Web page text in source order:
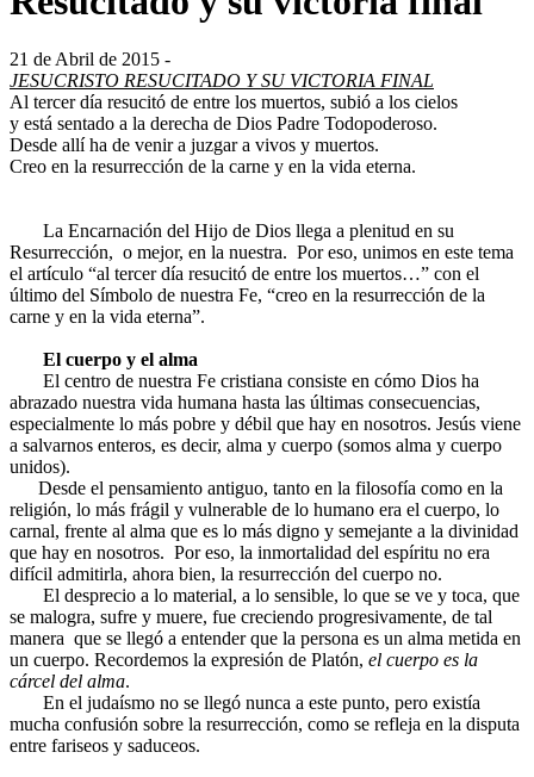
21 de Abril de 2015 -
JESUCRISTO RESUCITADO Y SU VICTORIA FINAL
Al tercer día resucitó de entre los muertos, subió a los cielos
y está sentado a la derecha de Dios Padre Todopoderoso.
Desde allí ha de venir a juzgar a vivos y muertos.
Creo en la resurrección de la carne y en la vida eterna.
La Encarnación del Hijo de Dios llega a plenitud en su
Resurrección, o mejor, en la nuestra. Por eso, unimos en este tema
el artículo “al tercer día resucitó de entre los muertos…” con el
último del Símbolo de nuestra Fe, “creo en la resurrección de la
carne y en la vida eterna”.
El cuerpo y el alma
El centro de nuestra Fe cristiana consiste en cómo Dios ha
abrazado nuestra vida humana hasta las últimas consecuencias,
especialmente lo más pobre y débil que hay en nosotros. Jesús viene
a salvarnos enteros, es decir, alma y cuerpo (somos alma y cuerpo
unidos).
Desde el pensamiento antiguo, tanto en la filosofía como en la
religión, lo más frágil y vulnerable de lo humano era el cuerpo, lo
carnal, frente al alma que es lo más digno y semejante a la divinidad
que hay en nosotros. Por eso, la inmortalidad del espíritu no era
difícil admitirla, ahora bien, la resurrección del cuerpo no.
El desprecio a lo material, a lo sensible, lo que se ve y toca, que
se malogra, sufre y muere, fue creciendo progresivamente, de tal
manera que se llegó a entender que la persona es un alma metida en
un cuerpo. Recordemos la expresión de Platón, el cuerpo es la
cárcel del alma.
En el judaísmo no se llegó nunca a este punto, pero existía
mucha confusión sobre la resurrección, como se refleja en la disputa
entre fariseos y saduceos.